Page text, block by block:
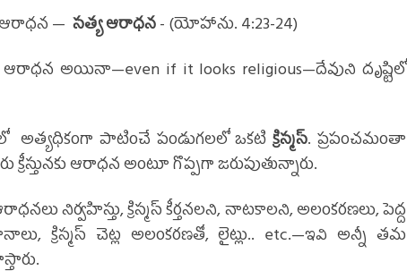
— సత్య ఆరాధన-(యోహాను. 4:23-24)
అయినా—even if it looks religious—దేవుని దృష్టిలో
అత్యధికంగా పాటించే పండుగలలో ఒకటి క్రిస్మస్. ప్రపంచమంతా
ఆరాధన అంటూ గొప్పగా జరుపుతున్నారు.
నిర్వహిస్తు, క్రిస్మస్ కీర్తనలని, నాటకాలని, అలంకరణలు, పెద్ద
క్రిస్మస్ చెట్ల అలంకరణతో, లైట్లు.. etc.—ఇవి అన్నీ తమ